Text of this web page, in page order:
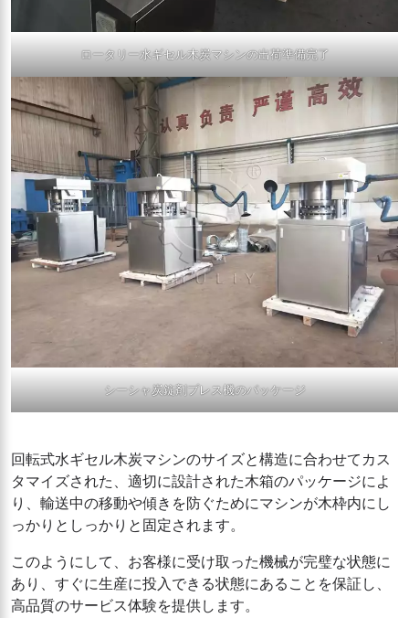
ロータリー水ギセル木炭マシンの出荷準備完了
シーシャ炭錠剤プレス機のパッケージ
回転式水ギセル木炭マシンのサイズと構造に合わせてカス
タマイズされた、適切に設計された木箱のパッケージによ
り、輸送中の移動や傾きを防ぐためにマシンが木枠内にし
っかりとしっかりと固定されます。
このようにして、お客様に受け取った機械が完璧な状態に
あり、すぐに生産に投入できる状態にあることを保証し、
高品質のサービス体験を提供します。